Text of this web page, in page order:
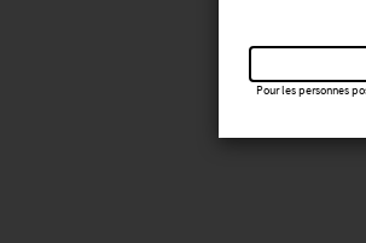
Pour les personnes